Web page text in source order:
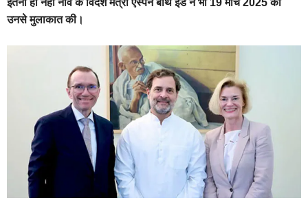
उनसे मुलाकात की।